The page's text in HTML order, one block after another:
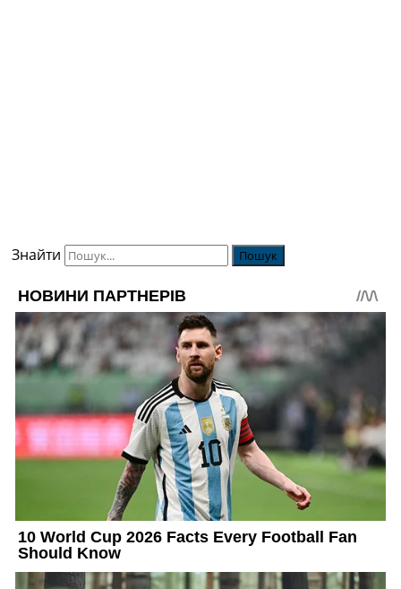
Знайти